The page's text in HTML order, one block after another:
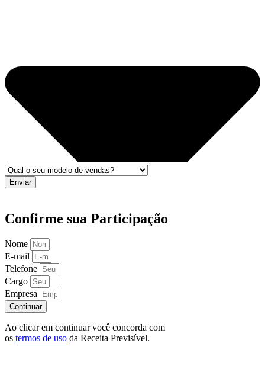
Enviar
Confirme sua Participação
Nome
E-mail
Telefone
Cargo
Empresa
Continuar
Ao clicar em continuar você concorda com
os termos de uso da Receita Previsível.